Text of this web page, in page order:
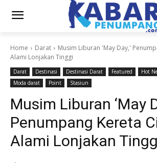
Home Darat
Musim Liburan 'May Day,'
Alami Lonjakan Tinggi
Darat Destinasi Destinasi Darat Featured Hot
Moda darat
Point Stasiun
Musim Liburan ‘May
Penumpang Kereta
Alami Lonjakan